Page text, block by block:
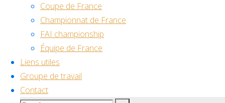
Coupe de France
Championnat de France
FAI championship
Équipe de France
Liens utiles
Groupe de travail
Contact
World
Tenerife